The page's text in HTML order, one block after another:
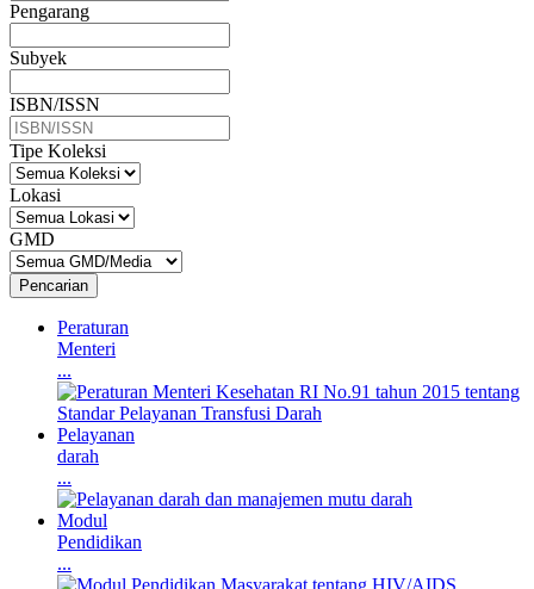
Pengarang
Subyek
ISBN/ISSN
Tipe Koleksi
Lokasi
GMD
Pencarian
Peraturan
Menteri
...
Pelayanan
darah
...
Modul
Pendidikan
...